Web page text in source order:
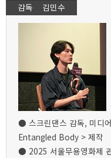
감독 김민수
● 스크린댄스 감독, 미디
Entangled Body > 제작
● 2025 서울무용영화제